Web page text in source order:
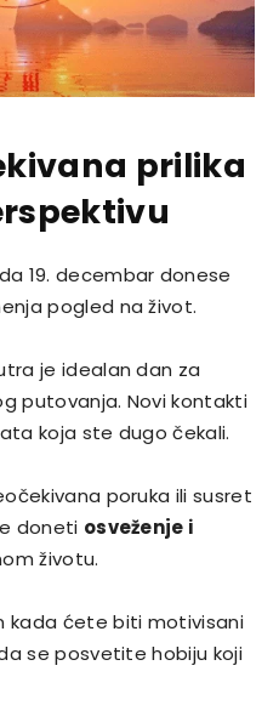
prilika
19. decembar donese
pogled na život.
je idealan dan za
putovanja. Novi kontakti
koja ste dugo čekali.
poruka ili susret
doneti osveženje i
životu.
kada ćete biti motivisani
se posvetite hobiju koji